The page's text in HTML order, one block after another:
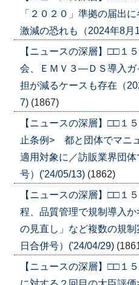
「２０２０」準拠の届出
激減の恐れも（2024年8月
【ニュースの深層】□□１
会、ＥＭＶ３―ＤＳ導入
担が減るケースも存在（
7) (1867)
【ニュースの深層】□□
止条例> 都と団体でマニ
適用対象に／訪販業界団
号）('24/05/13) (1862)
【ニュースの深層】□□１
程、品質管理で規制導入
の見直し」など複数の規
日合併号）('24/04/29)
【ニュースの深層】□□１